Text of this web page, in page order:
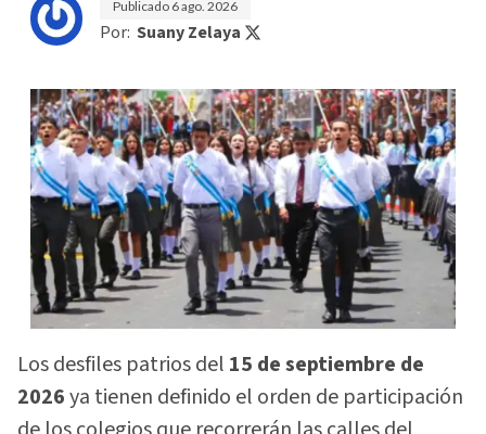
Publicado 6 ago. 2026
Por: Suany Zelaya
Los desfiles patrios del 15 de septiembre de
2026ya tienen definido el orden de participación